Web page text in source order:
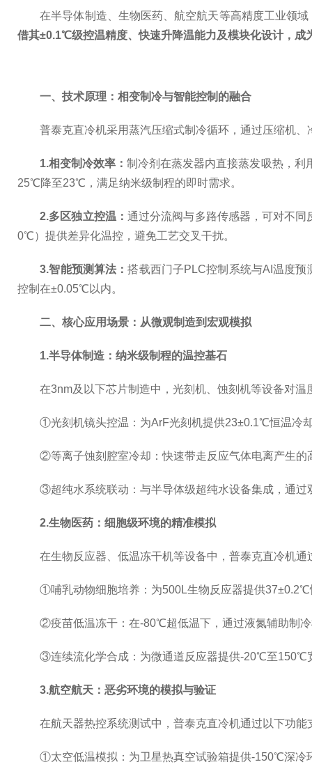
在半导体制造、生物医药、航空航天等高精度工业领域
借其±0.1℃级控温精度、快速升降温能力及模块化设计，成
一、技术原理：相变制冷与智能控制的融合
普泰克直冷机采用蒸汽压缩式制冷循环，通过压缩机、
1.相变制冷效率：制冷剂在蒸发器内直接蒸发吸热，利
25℃降至23℃，满足纳米级制程的即时需求。
2.多区独立控温： 通过分流阀与多路传感器，可对不
0℃）提供差异化温控，避免工艺交叉干扰。
3.智能预测算法：搭载西门子PLC控制系统与AI温度
控制在±0.05℃以内。
二、核心应用场景：从微观制造到宏观模拟
1.半导体制造：纳米级制程的温控基石
在3nm及以下芯片制造中，光刻机、蚀刻机等设备对温
①光刻机镜头控温：为ArF光刻机提供23±0.1℃恒温冷却
②等离子蚀刻腔室冷却：快速带走反应气体电离产生的
③超纯水系统联动：与半导体级超纯水设备集成，通过
2.生物医药：细胞级环境的精准模拟
在生物反应器、低温冻干机等设备中，普泰克直冷机通
①哺乳动物细胞培养：为500L生物反应器提供37±0.2℃
②疫苗低温冻干：在-80℃超低温下，通过液氮辅助制冷
③连续流化学合成：为微通道反应器提供-20℃至150℃
3.航空航天：恶劣环境的模拟与验证
在航天器热控系统测试中，普泰克直冷机通过以下功能
①太空低温模拟：为卫星热真空试验箱提供-150℃深冷